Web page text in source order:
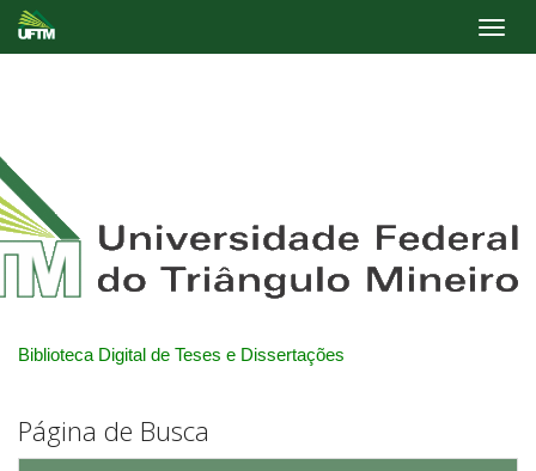
Biblioteca Digital de Teses e Dissertações
Página de Busca